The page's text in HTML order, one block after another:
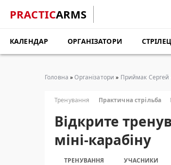
PRACTICARMS
КАЛЕНДАР ОРГАНІЗАТОРИ
Головна »Організатори » Приймак Сергей
Тренування Практична стрільба
Відкрите
міні-карабіну
ТРЕНУВАННЯ УЧАСНИКИ